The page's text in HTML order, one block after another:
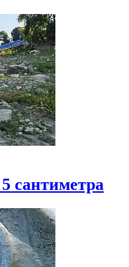
сантиметра